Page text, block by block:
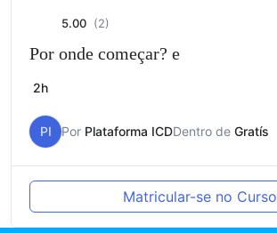
5.00 (2)
Por onde começar? e
2h
PI Por Plataforma ICDDentro de Gratís
Matricular-se no Curso